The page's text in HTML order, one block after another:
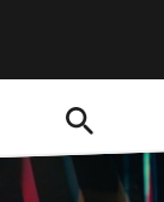
search